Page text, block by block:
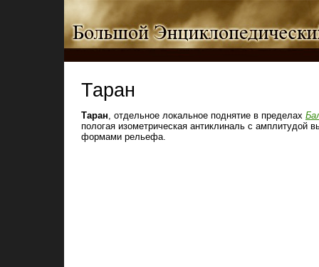
Таран
Таран, отдельное локальное поднятие в пределах
пологая изометрическая антиклиналь с
формами рельефа.